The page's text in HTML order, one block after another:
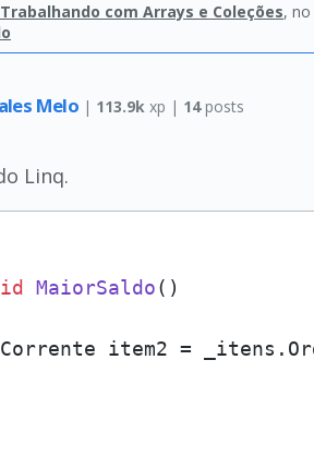
com Arrays e Coleções,
Melo | 113.9k xp | 14posts
Linq.
MaiorSaldo()
item2 =